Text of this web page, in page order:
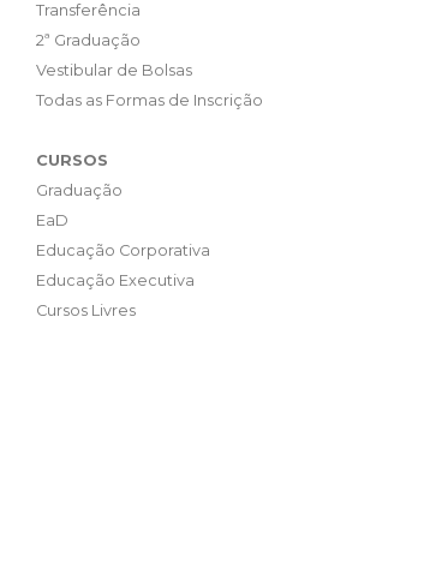
Transferência
2ª Graduação
Vestibular de Bolsas
Todas as Formas de Inscrição
CURSOS
Graduação
EaD
Educação Corporativa
Educação Executiva
Cursos Livres